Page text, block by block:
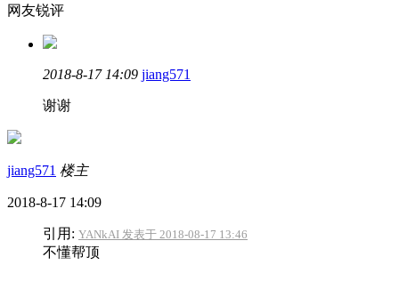
网友锐评
2018-8-17 14:09 jiang571
谢谢
jiang571 楼主
2018-8-17 14:09
引用: YANkAI 发表于 2018-08-17 13:46
不懂帮顶